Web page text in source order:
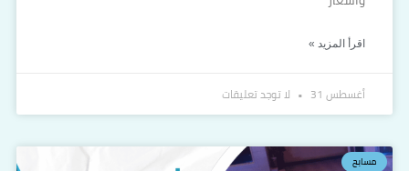
اقرأ المزيد »
أغسطس 31 لا توجد تعليقات
مسابح